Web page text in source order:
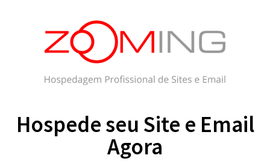
Hospede seu Site e Email
Agora